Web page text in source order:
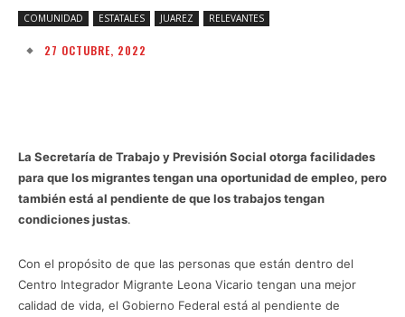
COMUNIDAD ESTATALES JUAREZ RELEVANTES
27 OCTUBRE, 2022
La Secretaría de Trabajo y Previsión Social otorga facilidades
para que los migrantes tengan una oportunidad de empleo, pero
también está al pendiente de que los trabajos tengan
condiciones justas.
Con el propósito de que las personas que están dentro del
Centro Integrador Migrante Leona Vicario tengan una mejor
calidad de vida, el Gobierno Federal está al pendiente de